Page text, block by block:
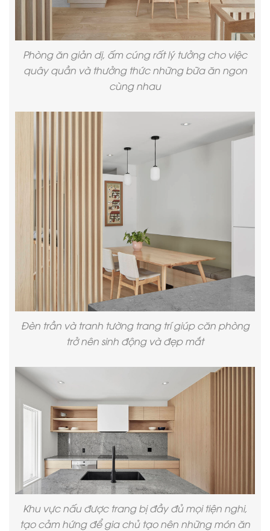
Phòng ăn giản dị, ấm cúng rất lý tưởng cho việc
quây quần và thưởng thức những bữa ăn ngon
cùng nhau
Đèn trần và tranh tường trang trí giúp căn phòng
trở nên sinh động và đẹp mắt
Khu vực nấu được trang bị đầy đủ mọi tiện nghi,
tạo cảm hứng để gia chủ tạo nên những món ăn